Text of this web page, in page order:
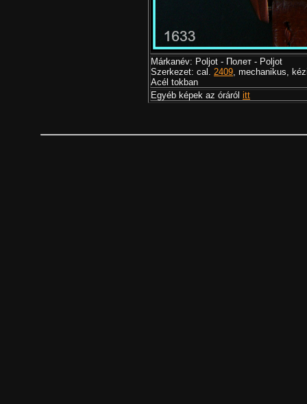
Márkanév: Poljot - Полет - Poljot
Szerkezet: cal. 2409, mechanikus,
Acél tokban
Egyéb képek az óráról itt